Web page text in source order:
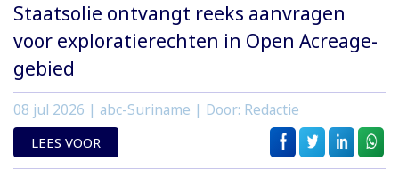
Staatsolie ontvangt reeks aanvragen
voor exploratierechten in Open Acreage-
gebied
08 jul 2026 | abc-Suriname | Door: Redactie
LEES VOOR